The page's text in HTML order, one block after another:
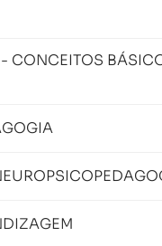
CONCEITOS